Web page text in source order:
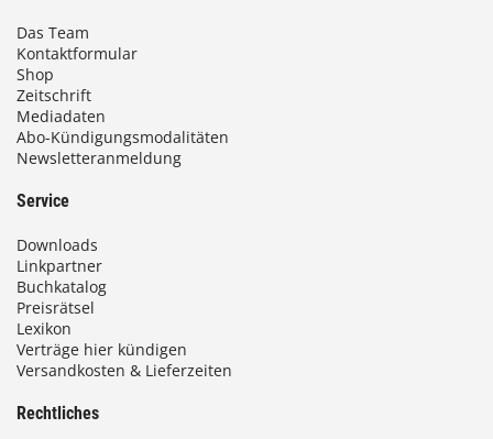
Das Team
Kontaktformular
Shop
Zeitschrift
Mediadaten
Abo-Kündigungsmodalitäten
Newsletteranmeldung
Service
Downloads
Linkpartner
Buchkatalog
Preisrätsel
Lexikon
Verträge hier kündigen
Versandkosten & Lieferzeiten
Rechtliches